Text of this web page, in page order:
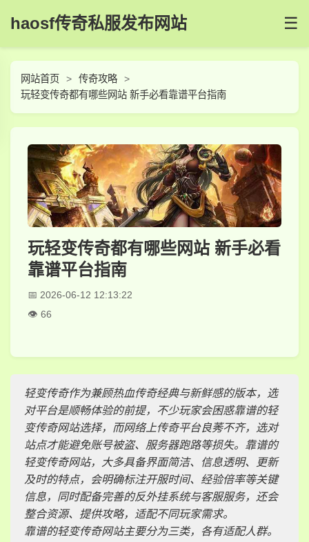
haosf传奇私服发布网站 ☰
网站首页
传奇攻略
玩轻变传奇都有哪些网站 新手必看靠谱平台指南
玩轻变传奇都有哪些网站 新手必看
靠谱平台指南
2026-06-12 12:13:22
66
轻变传奇作为兼顾热血传奇经典与新鲜感的版本，选
对平台是顺畅体验的前提，不少玩家会困惑靠谱的轻
变传奇网站选择，而网络上传奇平台良莠不齐，选对
站点才能避免账号被盗、服务器跑路等损失。靠谱的
轻变传奇网站，大多具备界面简洁、信息透明、更新
及时的特点，会明确标注开服时间、经验倍率等关键
信息，同时配备完善的反外挂系统与客服服务，还会
整合资源、提供攻略，适配不同玩家需求。
靠谱的轻变传奇网站主要分为三类，各有适配人群。